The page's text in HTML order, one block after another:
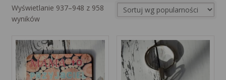
Wyświetlanie 937–948 z 958
wynikówSorted
popularity